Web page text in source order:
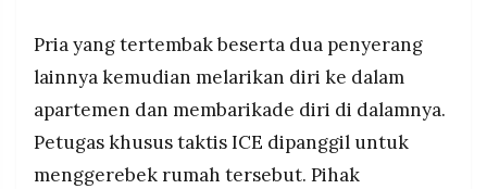
Pria yang tertembak beserta dua penyerang
lainnya kemudian melarikan diri ke dalam
apartemen dan membarikade diri di dalamnya.
Petugas khusus taktis ICE dipanggil untuk
menggerebek rumah tersebut. Pihak